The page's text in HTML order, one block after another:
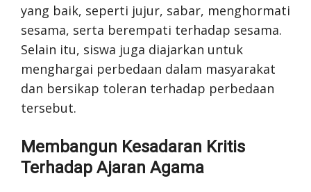
yang baik, seperti jujur, sabar, menghormati
sesama, serta berempati terhadap sesama.
Selain itu, siswa juga diajarkan untuk
menghargai perbedaan dalam masyarakat
dan bersikap toleran terhadap perbedaan
tersebut.
Membangun Kesadaran Kritis
Terhadap Ajaran Agama